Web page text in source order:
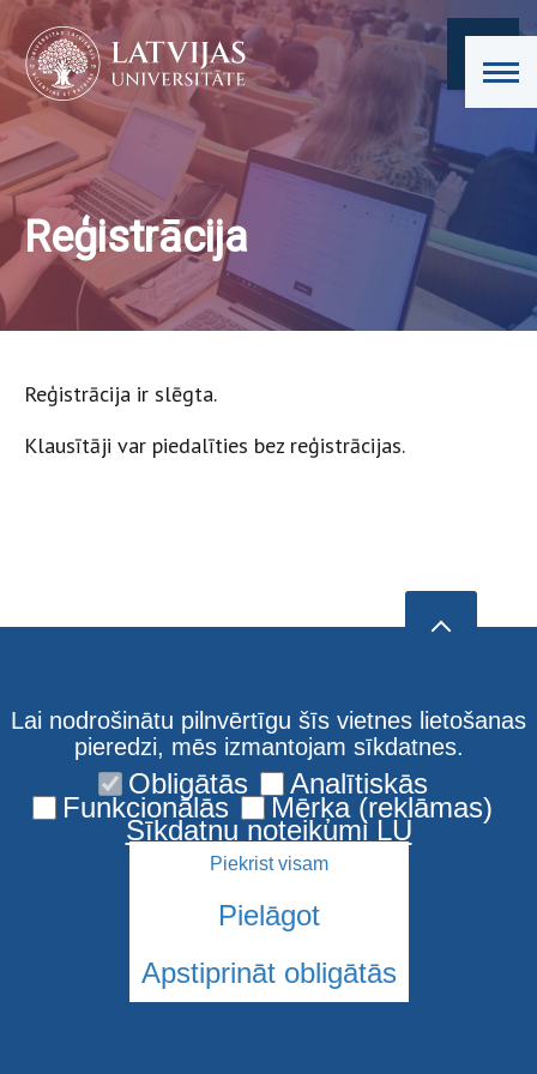
Reģistrācija
Reģistrācija ir slēgta.
Klausītāji var piedalīties bez reģistrācijas.
© 2026 Latvijas Universitāte. Visas tiesības aizsargātas
Lai nodrošinātu pilnvērtīgu šīs vietnes lietošanas
pieredzi, mēs izmantojam sīkdatnes.
Obligātās Analītiskās
Funkcionālās Mērķa (reklāmas)
Sīkdatņu noteikumi LU
Piekrist visam
Pielāgot
Apstiprināt obligātās